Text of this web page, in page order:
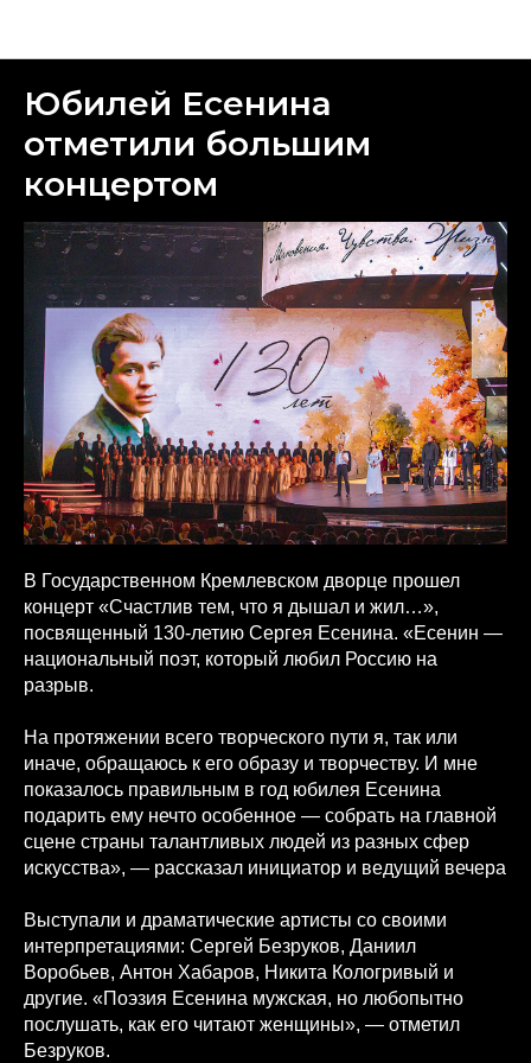
Юбилей Есенина
отметили большим
концертом
В Государственном Кремлевском дворце прошел
концерт «Счастлив тем, что я дышал и жил…»,
посвященный 130-летию Сергея Есенина. «Есенин —
национальный поэт, который любил Россию на
разрыв.
На протяжении всего творческого пути я, так или
иначе, обращаюсь к его образу и творчеству. И мне
показалось правильным в год юбилея Есенина
подарить ему нечто особенное — собрать на главной
сцене страны талантливых людей из разных сфер
искусства», — рассказал инициатор и ведущий вечера
Выступали и драматические артисты со своими
интерпретациями: Сергей Безруков, Даниил
Воробьев, Антон Хабаров, Никита Кологривый и
другие. «Поэзия Есенина мужская, но любопытно
послушать, как его читают женщины», — отметил
Безруков.